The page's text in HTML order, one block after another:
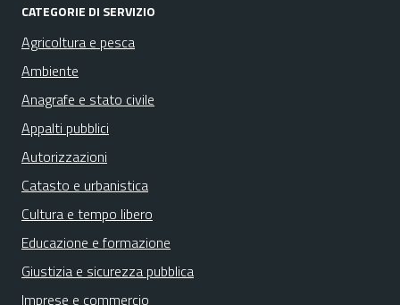
CATEGORIE DI SERVIZIO
Agricoltura e pesca
Ambiente
Anagrafe e stato civile
Appalti pubblici
Autorizzazioni
Catasto e urbanistica
Cultura e tempo libero
Educazione e formazione
Giustizia e sicurezza pubblica
Imprese e commercio